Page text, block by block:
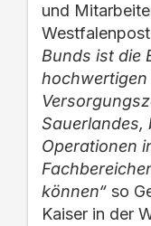
und
Bunds ist die
Sauerlandes,
Operationen
können“ so
Kaiser in der